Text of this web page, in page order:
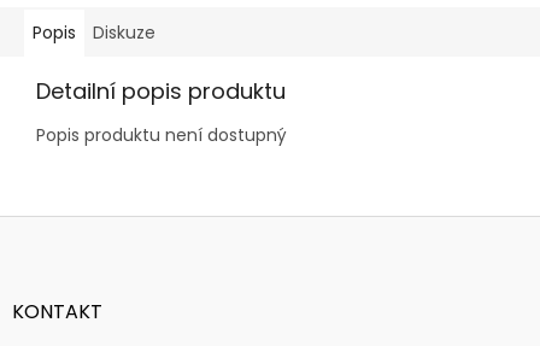
Popis Diskuze
Detailní popis produktu
Popis produktu není dostupný
Z
aKONTAKT